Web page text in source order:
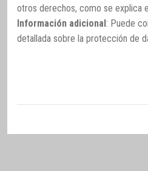
otros derechos, como se explica
Información adicional : Puede
detallada sobre la protección de